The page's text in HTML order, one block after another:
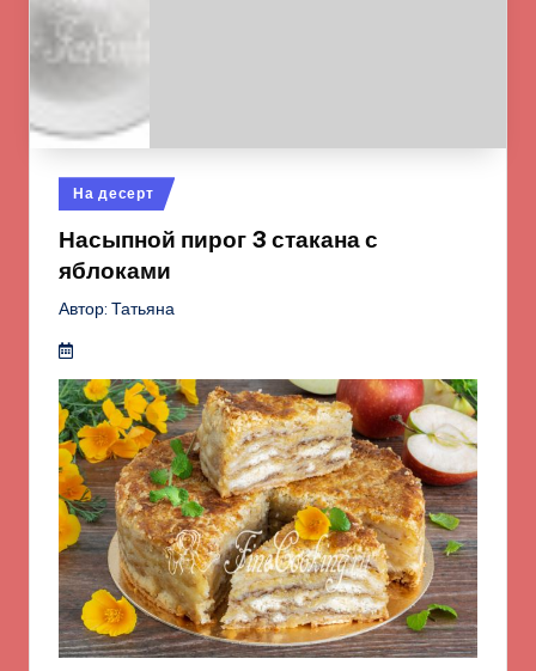
Опубликовано
в
На десерт
Насыпной пирог 3 стакана с
яблоками
Автор: Татьяна